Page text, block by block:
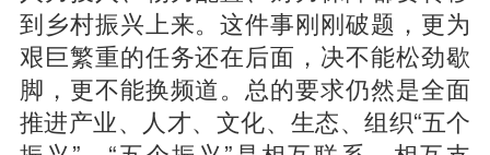
到乡村振兴上来。这件事刚刚破题，更为
艰巨繁重的任务还在后面，决不能松劲歇
脚，更不能换频道。总的要求仍然是全面
推进产业、人才、文化、生态、组织“五个